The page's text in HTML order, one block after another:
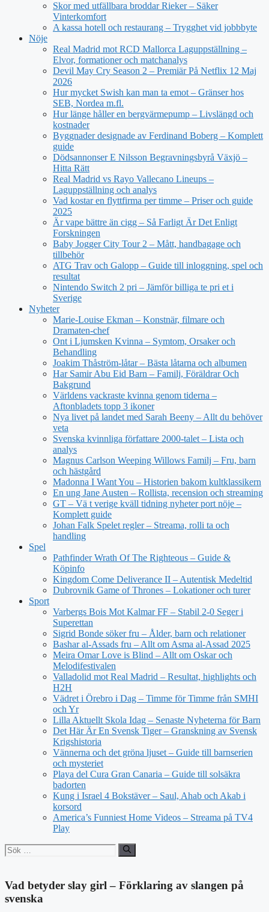
Skor med utfällbara broddar Rieker – Säker
Vinterkomfort
A kassa hotell och restaurang – Trygghet vid jobbbyte
Nöje
Real Madrid mot RCD Mallorca Laguppställning –
Elvor, formationer och matchanalys
Devil May Cry Season 2 – Premiär På Netflix 12 Maj
2026
Hur mycket Swish kan man ta emot – Gränser hos
SEB, Nordea m.fl.
Hur länge håller en bergvärmepump – Livslängd och
kostnader
Byggnader designade av Ferdinand Boberg – Komplett
guide
Dödsannonser E Nilsson Begravningsbyrå Växjö –
Hitta Rätt
Real Madrid vs Rayo Vallecano Lineups –
Laguppställning och analys
Vad kostar en flyttfirma per timme – Priser och guide
2025
Är vape bättre än cigg – Så Farligt Är Det Enligt
Forskningen
Baby Jogger City Tour 2 – Mått, handbagage och
tillbehör
ATG Trav och Galopp – Guide till inloggning, spel och
resultat
Nintendo Switch 2 pri – Jämför billiga te pri et i
Sverige
Nyheter
Marie-Louise Ekman – Konstnär, filmare och
Dramaten-chef
Ont i Ljumsken Kvinna – Symtom, Orsaker och
Behandling
Joakim Thåström-låtar – Bästa låtarna och albumen
Har Samir Abu Eid Barn – Familj, Föräldrar Och
Bakgrund
Världens vackraste kvinna genom tiderna –
Aftonbladets topp 3 ikoner
Nya livet på landet med Sarah Beeny – Allt du behöver
veta
Svenska kvinnliga författare 2000-talet – Lista och
analys
Magnus Carlson Weeping Willows Familj – Fru, barn
och hästgård
Madonna I Want You – Historien bakom kultklassikern
En ung Jane Austen – Rollista, recension och streaming
GT – Vä t verige kväll tidning nyheter port nöje –
Komplett guide
Johan Falk Spelet regler – Streama, rolli ta och
handling
Spel
Pathfinder Wrath Of The Righteous – Guide &
Köpinfo
Kingdom Come Deliverance II – Autentisk Medeltid
Dubrovnik Game of Thrones – Lokationer och turer
Sport
Varbergs Bois Mot Kalmar FF – Stabil 2-0 Seger i
Superettan
Sigrid Bonde söker fru – Ålder, barn och relationer
Bashar al-Assads fru – Allt om Asma al-Assad 2025
Meira Omar Love is Blind – Allt om Oskar och
Melodifestivalen
Valladolid mot Real Madrid – Resultat, highlights och
H2H
Vädret i Örebro i Dag – Timme för Timme från SMHI
och Yr
Lilla Aktuellt Skola Idag – Senaste Nyheterna för Barn
Det Här Är En Svensk Tiger – Granskning av Svensk
Krigshistoria
Vännerna och det gröna ljuset – Guide till barnserien
och mysteriet
Playa del Cura Gran Canaria – Guide till solsäkra
badorten
Kung i Israel 4 Bokstäver – Saul, Ahab och Akab i
korsord
America’s Funniest Home Videos – Streama på TV4
Play
Sök
efter:
Vad betyder slay girl – Förklaring av slangen på
svenska